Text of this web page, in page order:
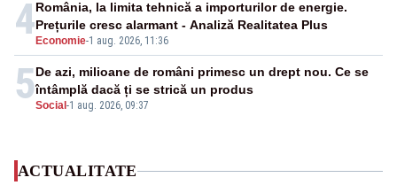
4 Economie-1 aug. 2026, 11:36
România, la limita tehnică a importurilor de energie.
Prețurile cresc alarmant - Analiză Realitatea Plus
5Social -1 aug. 2026, 09:37
De azi, milioane de români primesc un drept nou. Ce se
întâmplă dacă ți se strică un produs
ACTUALITATE